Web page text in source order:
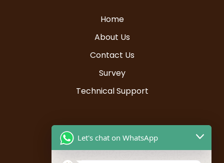
Home
About Us
Contact Us
Survey
Technical Support
Resources
Let's chat on WhatsApp